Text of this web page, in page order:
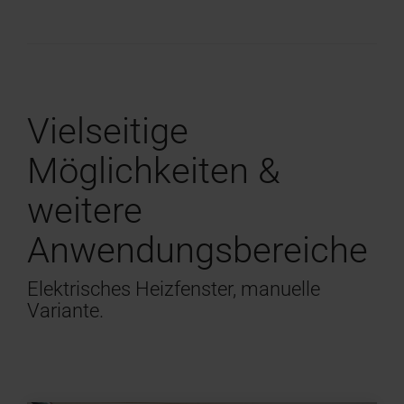
Vielseitige
Möglichkeiten &
weitere
Anwendungsbereiche
Elektrisches Heizfenster, manuelle
Variante.